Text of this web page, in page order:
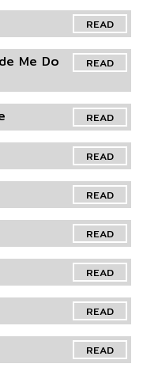
READ
READ
Me Do
READ
READ
READ
READ
READ
READ
READ